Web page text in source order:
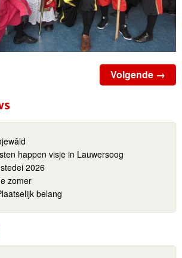
Volgende →
happen visje in Lauwersoog
2026
zomer
belang